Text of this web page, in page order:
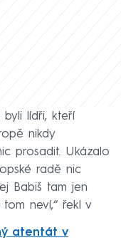
byli lídři, kteří
nikdy
prosadit. Ukázalo
radě nic
Babiš tam jen
neví,“ řekl v
atentát v